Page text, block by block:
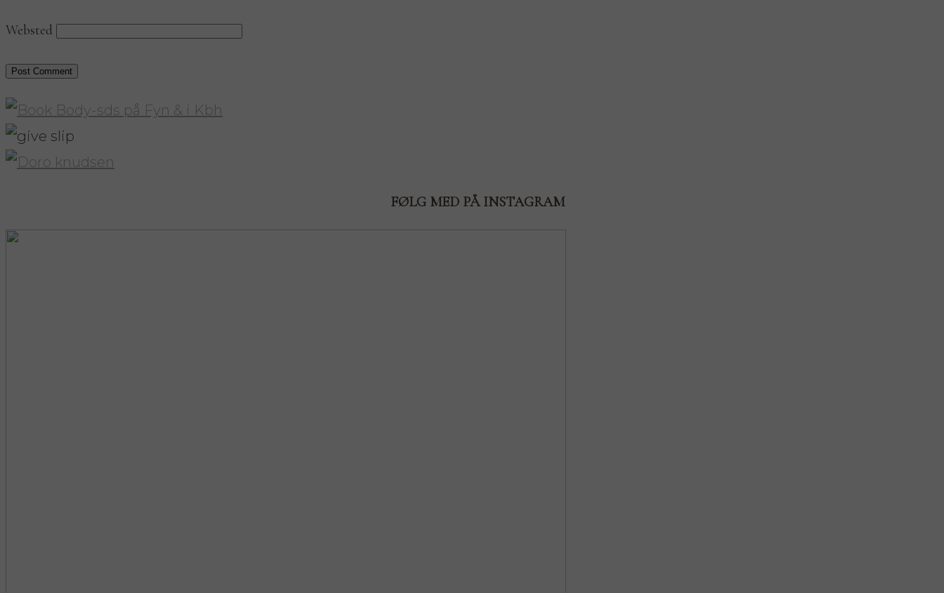
Websted
FØLG MED PÅ INSTAGRAM